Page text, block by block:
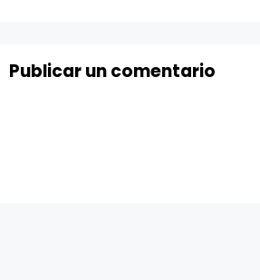
Publicar un comentario